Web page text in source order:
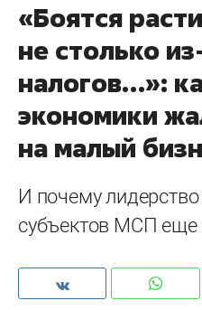
«Боятся
не столько
налогов…»:
экономики
на малый
И почему
субъектов МСП еще